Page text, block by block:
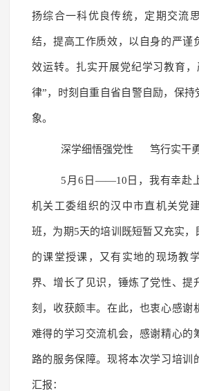
扬综合一科优良传统，定期交流
结，提高工作质效，以自身的严谨
效运转。扎实开展党纪学习教育
律”，时刻自重自省自警自励，保持
象。
深学细悟强党性 笃行实干
5月6日——10日，我有幸赴
机关工委组织的汉中市直机关党
班，为期5天的培训既短暂又充实，
的课堂授课，又有实地的现场教
界、增长了见识，锤炼了党性、提
刻，收获颇丰。在此，也衷心感谢
难得的学习交流机会，感谢精心的
路的服务保障。现将本次学习培训
汇报：